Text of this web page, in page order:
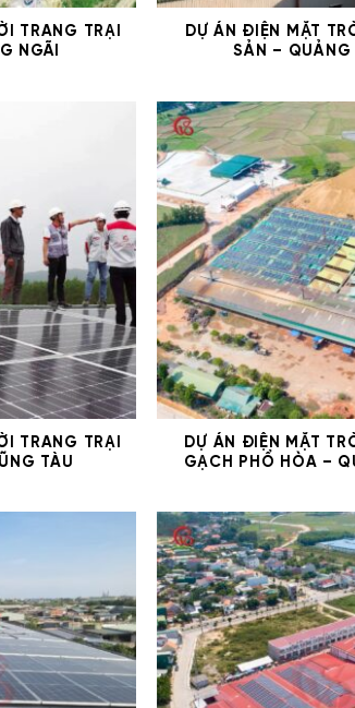
TRANG TRẠI
NGÃI
DỰ ÁN ĐIỆN MẶT
SẢN – QUẢNG
TRANG TRẠI
TÀU
DỰ ÁN ĐIỆN MẶT
GẠCH PHỔ HÒA –